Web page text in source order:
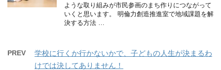
ような取り組みが市民参画のまち作りにつながって
いくと思います。 明倫力創造推進室で地域課題を解
決する方法 …
PREV
学校に行くか行かないかで、子どもの人生が決まるわ
けでは決してありません！